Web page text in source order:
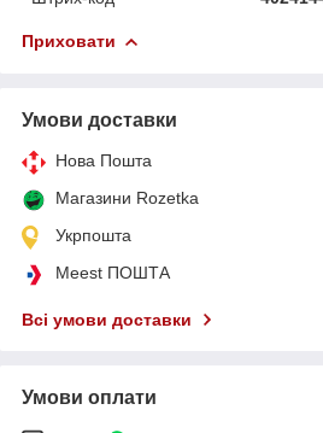
Приховати
Умови доставки
Нова Пошта
Магазини Rozetka
Укрпошта
Meest ПОШТА
Всі умови доставки
Умови оплати